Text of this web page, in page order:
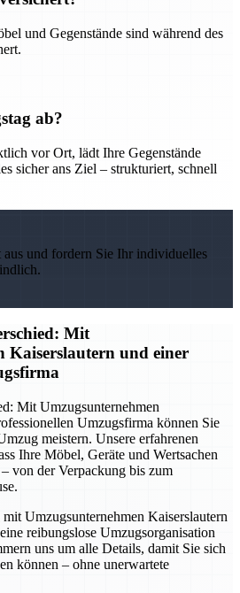
und Gegenstände sind während des
ab?
vor Ort, lädt Ihre Gegenstände
sicher ans Ziel – strukturiert, schnell
aus und fordern Sie Ihr individuelles
Mit
Kaiserslautern und einer
Mit Umzugsunternehmen
Umzugsfirma können Sie
meistern. Unsere erfahrenen
Ihre Möbel, Geräte und Wertsachen
von der Verpackung bis zum
Umzugsunternehmen Kaiserslautern
reibungslose Umzugsorganisation
uns um alle Details, damit Sie sich
können – ohne unerwartete